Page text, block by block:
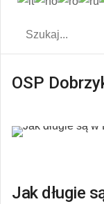
OSP
Jak długie